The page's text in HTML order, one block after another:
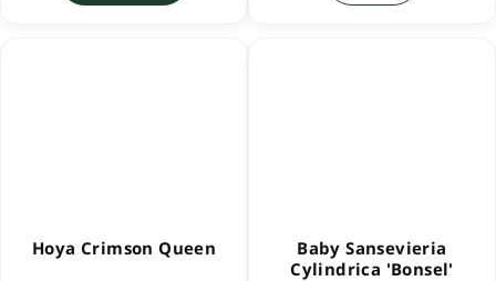
Hoya Crimson Queen
Baby Sansevieria
Cylindrica 'Bonsel'